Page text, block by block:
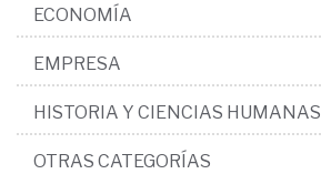
ECONOMÍA
EMPRESA
HISTORIA Y CIENCIAS HUMANAS
OTRAS CATEGORÍAS